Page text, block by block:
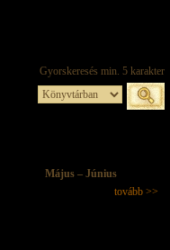
Május – Június
tovább >>